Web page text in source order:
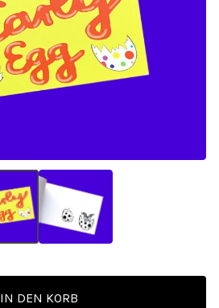
IN DEN KORB